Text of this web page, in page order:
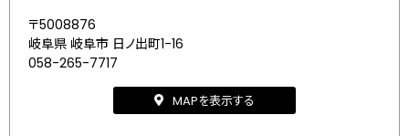
〒5008876
岐阜県 岐阜市 日ノ出町1-16
058-265-7717
MAPを表示する